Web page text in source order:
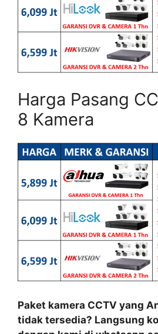
Harga Pasang
8 Kamera
Paket kamera CCTV yang
tidak tersedia? Langsung